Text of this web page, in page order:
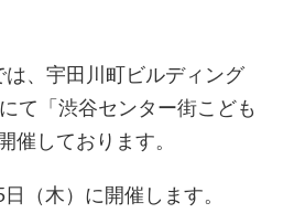
は、宇田川町ビルディング
て「渋谷センター街こども
催しております。
（木）に開催します。